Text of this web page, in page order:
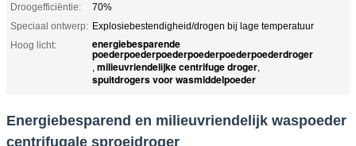
Droogefficiëntie:
70%
Speciaal ontwerp: Explosiebestendigheid/drogen bij lage temperatuur
Hoog licht:
energiebesparende
poederpoederpoederpoederpoederpoederdroger
, milieuvriendelijke centrifuge droger,
spuitdrogers voor wasmiddelpoeder
Energiebesparend en milieuvriendelijk waspoeder
centrifugale sproeidroger